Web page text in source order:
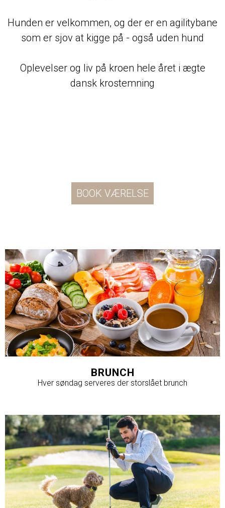
Hunden er velkommen, og der er en agilitybane
som er sjov at kigge på - også uden hund
Oplevelser og liv på kroen hele året i ægte
dansk krostemning
BOOK VÆRELSE
BRUNCH
Hver søndag serveres der storslået brunch